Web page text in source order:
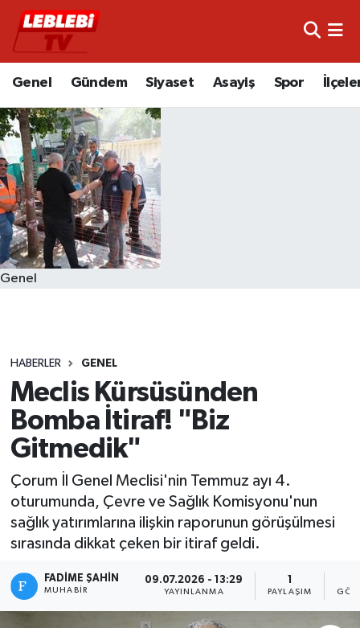
Genel Gündem Siyaset Asayiş Spor
Genel
HABERLER GENEL
Meclis Kürsüsünden
Bomba İtiraf! "Biz
Gitmedik"
Çorum İl Genel Meclisi'nin Temmuz ayı 4.
oturumunda, Çevre ve Sağlık Komisyonu'nun
sağlık yatırımlarına ilişkin raporunun görüşülmesi
sırasında dikkat çeken bir itiraf geldi.
FADIME ŞAHIN
MUHABIR
09.07.2026 - 13:29
YAYINLANMA
1
PAYLAŞIM
Hava Durumu
Trafik Durumu
Süper Lig Puan Durumu ve Fikstür
Tüm Manşetler
Son Dakika Haberleri